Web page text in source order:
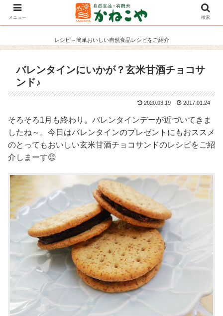
レシピ～簡単おいしい自然食品レシピをご紹介
バレンタインにいかが？玄米甘酒チョコサ
ンド♪
2020.03.19 2017.01.24
そろそろ1月も終わり。バレンタインデーが近づいてきま
したね～。今日はバレンタインのプレゼントにもおススメ
のとってもおいしい玄米甘酒チョコサンドのレシピをご紹
介しまーす😉
メニュー 検索